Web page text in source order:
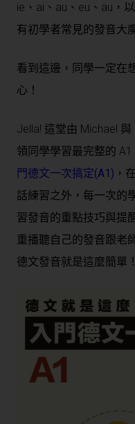
ie、ai、au、eu、äu，
有初學者常見的發音大
看到這邊，同學一定在
心！
Jella! 這堂由 Michael
領同學學習最完整的 A1
門德文一次搞定(A1) ，
話練習之外，每一次的
習發音的重點技巧與提
重播聽自己的發音跟老
德文發音就是這麼簡單！